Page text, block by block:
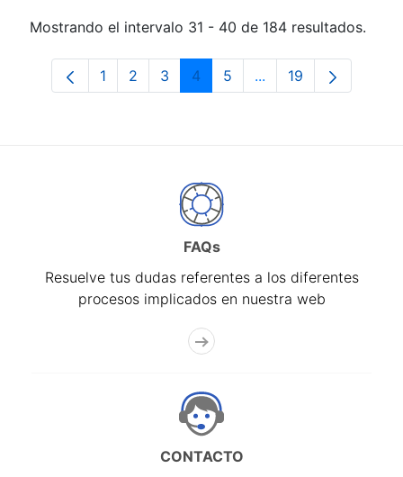
Mostrando el intervalo 31 - 40 de 184 resultados.
Página
1 Página
2 Página
3 Página
4 Página
5 ...Páginas intermedias
Página
19
FAQs
Resuelve tus dudas referentes a los diferentes
procesos implicados en nuestra web
CONTACTO